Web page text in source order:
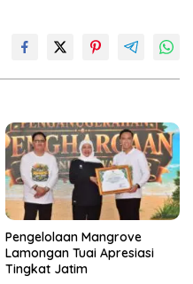
Pengelolaan Mangrove
Lamongan Tuai Apresiasi
Tingkat Jatim